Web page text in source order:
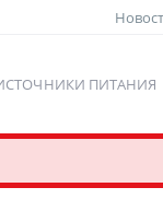
ПИТАНИЯ